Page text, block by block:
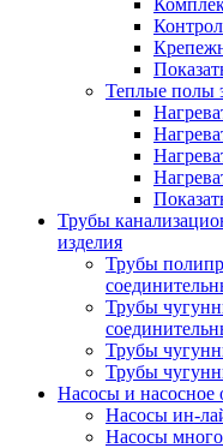
Теплые полы
Трубы
изделия
Трубы
Трубы
Трубы
Трубы
Насосы и насосное
Насосы ин-
Насосы